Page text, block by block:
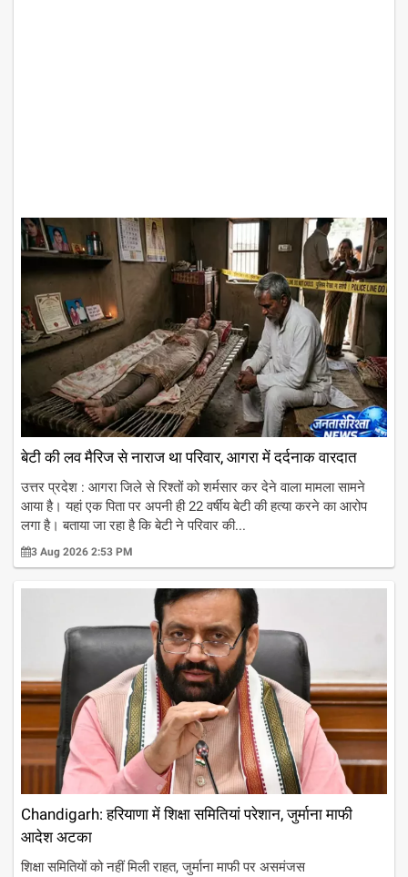
बेटी की लव मैरिज से नाराज था परिवार, आगरा में दर्दनाक वारदात
उत्तर प्रदेश : आगरा जिले से रिश्तों को शर्मसार कर देने वाला मामला सामने
आया है। यहां एक पिता पर अपनी ही 22 वर्षीय बेटी की हत्या करने का आरोप
लगा है। बताया जा रहा है कि बेटी ने परिवार की...
3 Aug 2026 2:53 PM
Chandigarh: हरियाणा में शिक्षा समितियां परेशान, जुर्माना माफी
आदेश अटका
शिक्षा समितियों को नहीं मिली राहत, जुर्माना माफी पर असमंजस